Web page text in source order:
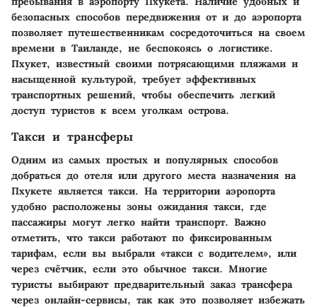
безопасных способов передвижения от и до аэропорта
позволяет путешественникам сосредоточиться на своем
времени в Таиланде, не беспокоясь о логистике.
Пхукет, известный своими потрясающими пляжами и
насыщенной культурой, требует эффективных
транспортных решений, чтобы обеспечить легкий
доступ туристов к всем уголкам острова.
Такси и трансферы
Одним из самых простых и популярных способов
добраться до отеля или другого места назначения на
Пхукете является такси. На территории аэропорта
удобно расположены зоны ожидания такси, где
пассажиры могут легко найти транспорт. Важно
отметить, что такси работают по фиксированным
тарифам, если вы выбрали «такси с водителем», или
через счётчик, если это обычное такси. Многие
туристы выбирают предварительный заказ трансфера
через онлайн-сервисы, так как это позволяет избежать